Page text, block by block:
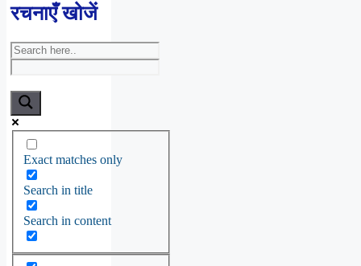
रचनाएँ खोजें
Exact matches only
Search in title
Search in content